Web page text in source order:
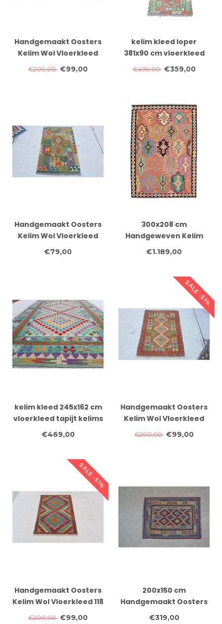
Handgemaakt Oosters
Kelim Wol Vloerkleed
116x 81 cm
€200,00 €99,00
kelim kleed loper
381x90 cm vloerkleed
tapijt kelims hand
geweven
€499,00 €359,00
Handgemaakt Oosters
Kelim Wol Vloerkleed
126 x 80 cm
€79,00
300x208 cm
Handgeweven Kelim
Tapijt Wol Vloerkleed
€1.189,00
kelim kleed 245x162 cm
vloerkleed tapijt kelims
hand geweven
€469,00
SALE -51%
Handgemaakt Oosters
Kelim Wol Vloerkleed
120x 87 cm
€200,00 €99,00
SALE -51%
Handgemaakt Oosters
Kelim Wol Vloerkleed 118
x 83 cm
€200,00 €99,00
200x150 cm
Handgemaakt Oosters
Kelim Wol Vloerkleed
€319,00